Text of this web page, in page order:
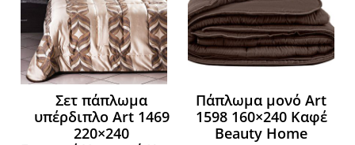
Σετ πάπλωμα
υπέρδιπλο Art 1469
220×240
Πάπλωμα μονό Art
1598 160×240 Καφέ
Beauty Home